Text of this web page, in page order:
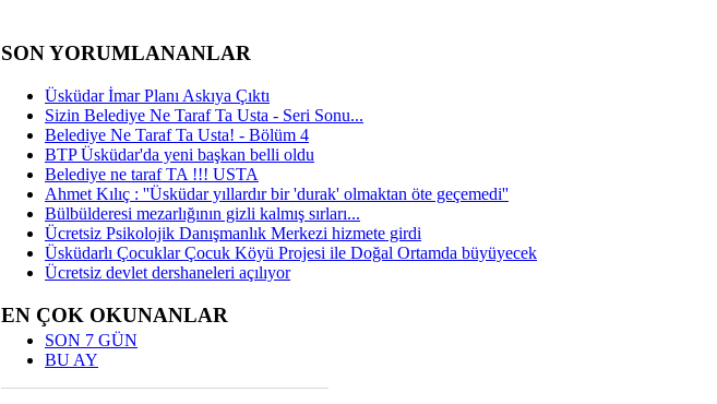
SON YORUMLANANLAR
Üsküdar İmar Planı Askıya Çıktı
Sizin Belediye Ne Taraf Ta Usta - Seri Sonu...
Belediye Ne Taraf Ta Usta! - Bölüm 4
BTP Üsküdar'da yeni başkan belli oldu
Belediye ne taraf TA !!! USTA
Ahmet Kılıç : ''Üsküdar yıllardır bir 'durak' olmaktan öte geçemedi''
Bülbülderesi mezarlığının gizli kalmış sırları...
Ücretsiz Psikolojik Danışmanlık Merkezi hizmete girdi
Üsküdarlı Çocuklar Çocuk Köyü Projesi ile Doğal Ortamda büyüyecek
Ücretsiz devlet dershaneleri açılıyor
EN ÇOK OKUNANLAR
SON 7 GÜN
BU AY